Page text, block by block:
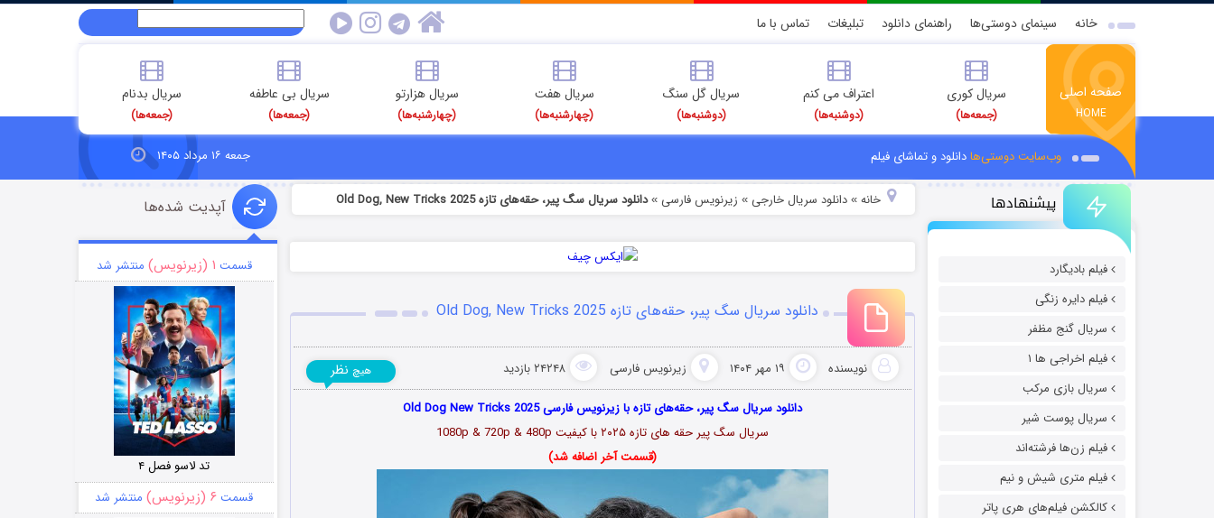
خانه سینمای دوستی‌ها راهنمای دانلود تبلیغات تماس با ما
صفحه اصلی
HOME
سریال کوری
(جمعه‌ها)
اعتراف می کنم
(دوشنبه‌ها)
سریال گل سنگ
(دوشنبه‌ها)
سریال هفت
(چهارشنبه‌ها)
سریال هزارتو
(چهارشنبه‌ها)
سریال بی عاطفه
(جمعه‌ها)
سریال بدنام
(جمعه‌ها)
وب‌سایت دوستی‌هادانلود و تماشای فیلم جمعه ۱۶ مرداد ۱۴۰۵
پیشنهادها
فیلم بادیگارد
فیلم دایره زنگی
سریال گنج مظفر
فیلم اخراجی ها ۱
سریال بازی مرکب
سریال پوست شیر
فیلم زن‌ها فرشته‌اند
فیلم متری شیش و نیم
کالکشن فیلم‌های هری پاتر
خانه» دانلود سریال خارجی » زیرنویس فارسی »دانلود سریال سگ پیر، حقه‌های تازه Old Dog, New Tricks 2025
دانلود سریال سگ پیر، حقه‌های تازه Old Dog, New Tricks 2025
نویسنده ۱۹ مهر ۱۴۰۴ زیرنویس فارسی ۲۴۲۴۸ بازدید هیچ نظر
دانلود سریال سگ پیر، حقه‌های تازه با زیرنویس فارسی Old Dog New Tricks 2025
سریال سگ پیر حقه های تازه ۲۰۲۵ با کیفیت 1080p & 720p & 480p
(قسمت آخر اضافه شد)
آپدیت شده‌ها
قسمت ۱ (زیرنویس) منتشر شد
تد لاسو فصل ۴
قسمت ۶ (زیرنویس) منتشر شد